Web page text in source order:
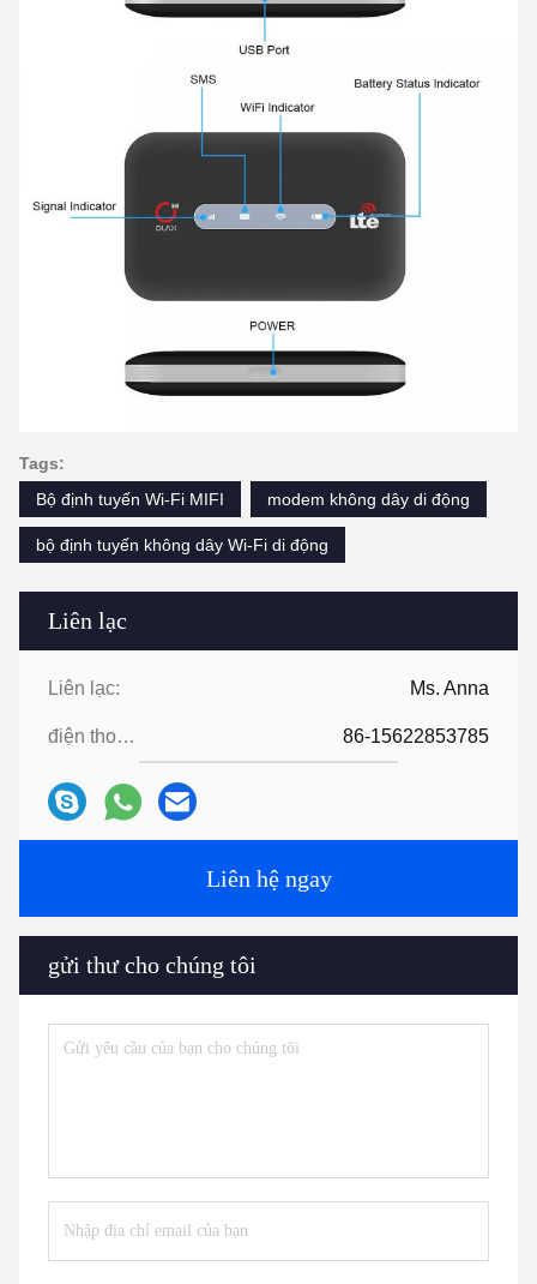
Liên lạc
Liên lạc: Ms. Anna
điện thoại: 86-15622853785
Liên hệ ngay
gửi thư cho chúng tôi
Tags:
Bộ định tuyến Wi-Fi MIFI
modem không dây di động
bộ định tuyến không dây Wi-Fi di động